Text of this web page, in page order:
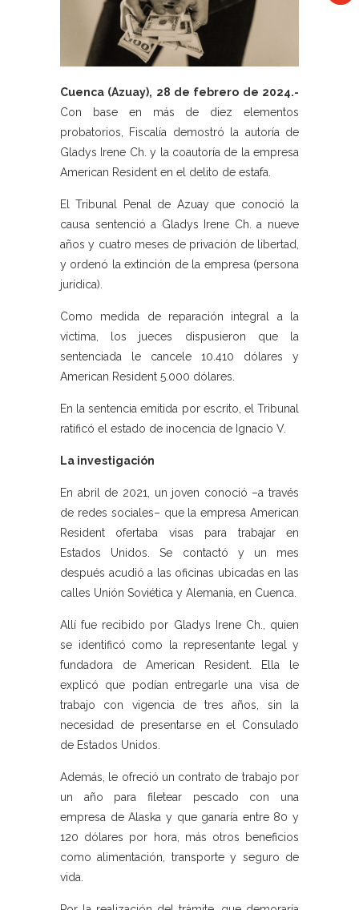
Cuenca (Azuay), 28 de febrero de 2024.-
Con base en más de diez elementos
probatorios, Fiscalía demostró la autoría de
Gladys Irene Ch. y la coautoría de la empresa
American Resident en el delito de estafa.
El Tribunal Penal de Azuay que conoció la
causa sentenció a Gladys Irene Ch. a nueve
años y cuatro meses de privación de libertad,
y ordenó la extinción de la empresa (persona
jurídica).
Como medida de reparación integral a la
víctima, los jueces dispusieron que la
sentenciada le cancele 10.410 dólares y
American Resident 5.000 dólares.
En la sentencia emitida por escrito, el Tribunal
ratificó el estado de inocencia de Ignacio V.
La investigación
En abril de 2021, un joven conoció –a través
de redes sociales– que la empresa American
Resident ofertaba visas para trabajar en
Estados Unidos. Se contactó y un mes
después acudió a las oficinas ubicadas en las
calles Unión Soviética y Alemania, en Cuenca.
Allí fue recibido por Gladys Irene Ch., quien
se identificó como la representante legal y
fundadora de American Resident. Ella le
explicó que podían entregarle una visa de
trabajo con vigencia de tres años, sin la
necesidad de presentarse en el Consulado
de Estados Unidos.
Además, le ofreció un contrato de trabajo por
un año para filetear pescado con una
empresa de Alaska y que ganaría entre 80 y
120 dólares por hora, más otros beneficios
como alimentación, transporte y seguro de
vida.